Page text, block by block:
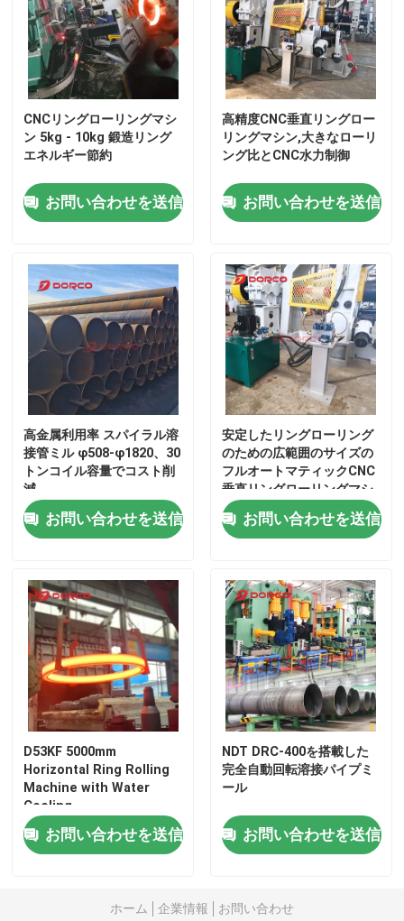
ホーム
製品
CNCリングローリングマシ
ン 5kg - 10kg 鍛造リング
エネルギー節約
お問い合わせを送信
高精度CNC垂直リングロー
リングマシン,大きなローリ
ング比とCNC水力制御
お問い合わせを送信
高金属利用率 スパイラル溶
接管ミル φ508-φ1820、30
トンコイル容量でコスト削
減
お問い合わせを送信
安定したリングローリング
のための広範囲のサイズの
フルオートマティックCNC
垂直リングローリングマシ
ン
お問い合わせを送信
D53KF 5000mm
Horizontal Ring Rolling
Machine with Water
Cooling
お問い合わせを送信
NDT DRC-400を搭載した
完全自動回転溶接パイプミ
ール
お問い合わせを送信
ホーム 企業情報 お問い合わせ